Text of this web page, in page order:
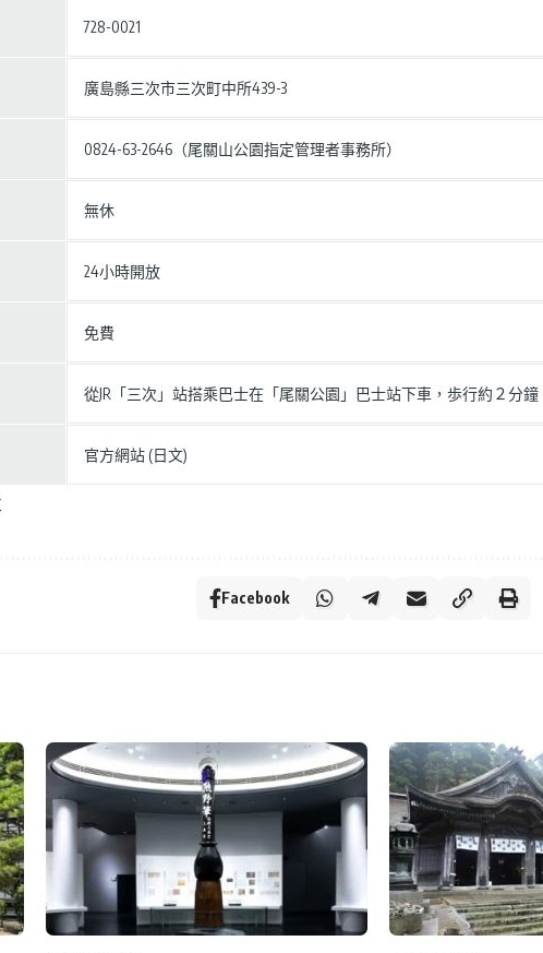
728-0021
廣島縣三次市三次町中所439-3
0824-63-2646（尾關山公園指定管理者事務所）
無休
24小時開放
免費
從JR「三次」站搭乘巴士在「尾關公園」巴士站下車，歩行約２分鐘
官方網站 (日文)
Facebook